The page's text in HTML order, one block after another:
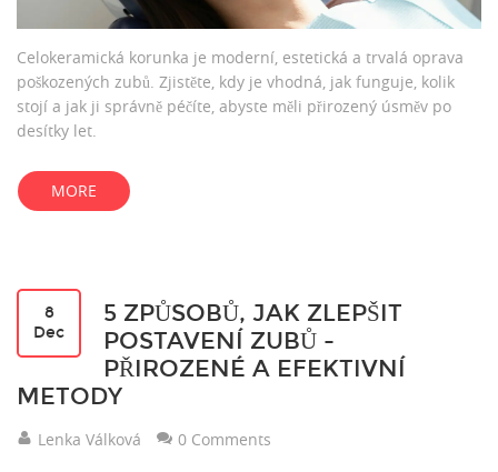
Celokeramická korunka je moderní, estetická a trvalá oprava
poškozených zubů. Zjistěte, kdy je vhodná, jak funguje, kolik
stojí a jak ji správně péčíte, abyste měli přirozený úsměv po
desítky let.
MORE
8
Dec
5 ZPŮSOBŮ, JAK ZLEPŠIT
POSTAVENÍ ZUBŮ -
PŘIROZENÉ A EFEKTIVNÍ
METODY
Lenka Válková 0 Comments